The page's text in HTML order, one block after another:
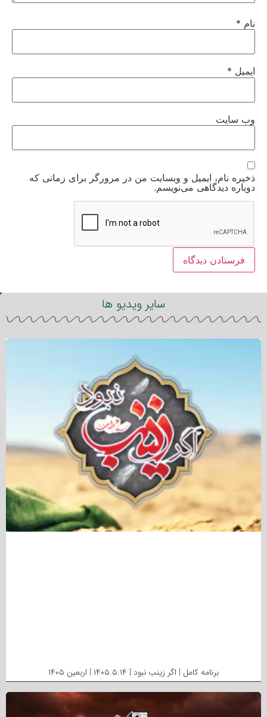
نام *
ایمیل *
وب‌ سایت
ذخیره نام، ایمیل و وبسایت من در مرورگر برای زمانی که
دوباره دیدگاهی می‌نویسم.
سایر ویدیو ها
برنامه کامل | اگر زینب نبود | ۱۴۰۵.۵.۱۴ | اربعین ۱۴۰۵